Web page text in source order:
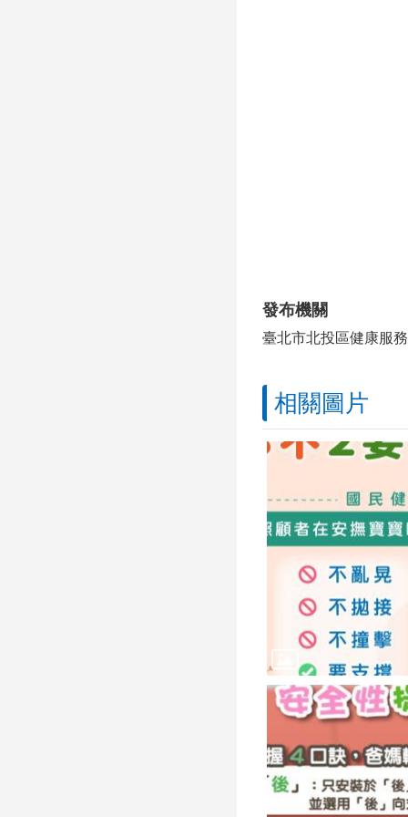
發布機關
臺北市北投區健康服
相關圖片